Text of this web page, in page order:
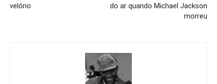
velório
do ar quando Michael Jackson
morreu